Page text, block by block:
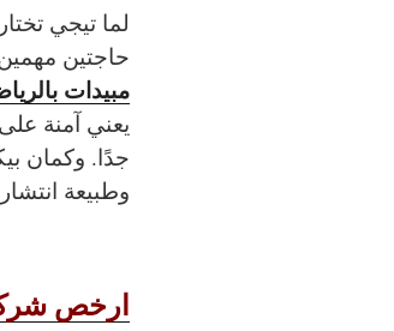
لما تيجي تختار
حاجتين
مبيدات
يعني آمنة
جدًا. وكمان
وطبيعة
ارخص